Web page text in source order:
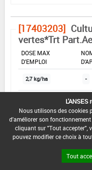
[17403203]
vertes*Trt
DOSE MAX
D'EMPLOI
2,7 kg/ha -
INTERVALLE MINIMUM
-
DATE DE RETRAIT DE
Nous utilisons des cookies
d'améliorer son
cliquant sur "Tout accepter",
pouvez modifier ce choix à
Tout